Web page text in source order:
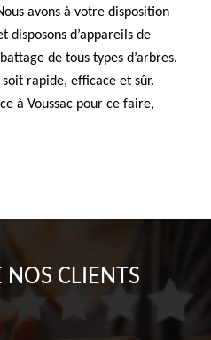
avons à votre disposition
disposons d’appareils de
de tous types d’arbres.
rapide, efficace et sûr.
à Voussac pour ce faire,
NOS CLIENTS